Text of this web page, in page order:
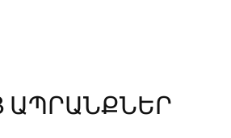
ԱՊՐԱՆՔՆԵՐ